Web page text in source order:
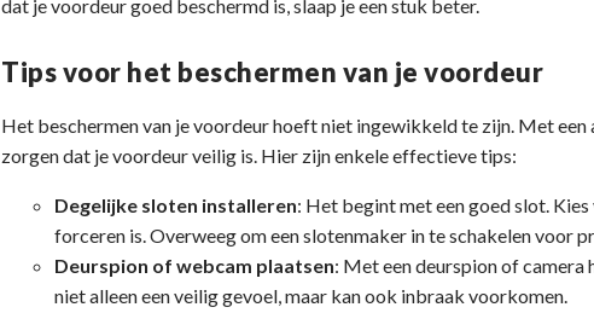
dat je voordeur goed beschermd is, slaap je een stuk beter.
Tips voor het beschermen van je voordeur
Het beschermen van je voordeur hoeft niet ingewikkeld te zijn. Met
zorgen dat je voordeur veilig is. Hier zijn enkele effectieve tips:
Degelijke sloten installeren: Het begint met een goed slot.
forceren is. Overweeg om een slotenmaker in te schakelen voor
Deurspion of webcam plaatsen: Met een deurspion of
niet alleen een veilig gevoel, maar kan ook inbraak voorkomen.